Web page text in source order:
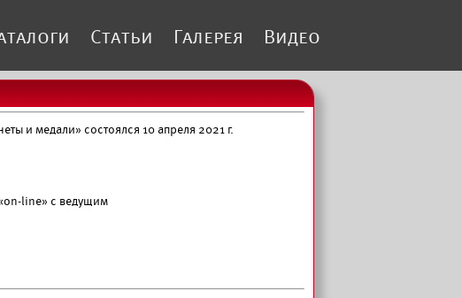
Статьи Галерея Видео
и медали» состоялся 10 апреля 2021 г.
line» с ведущим